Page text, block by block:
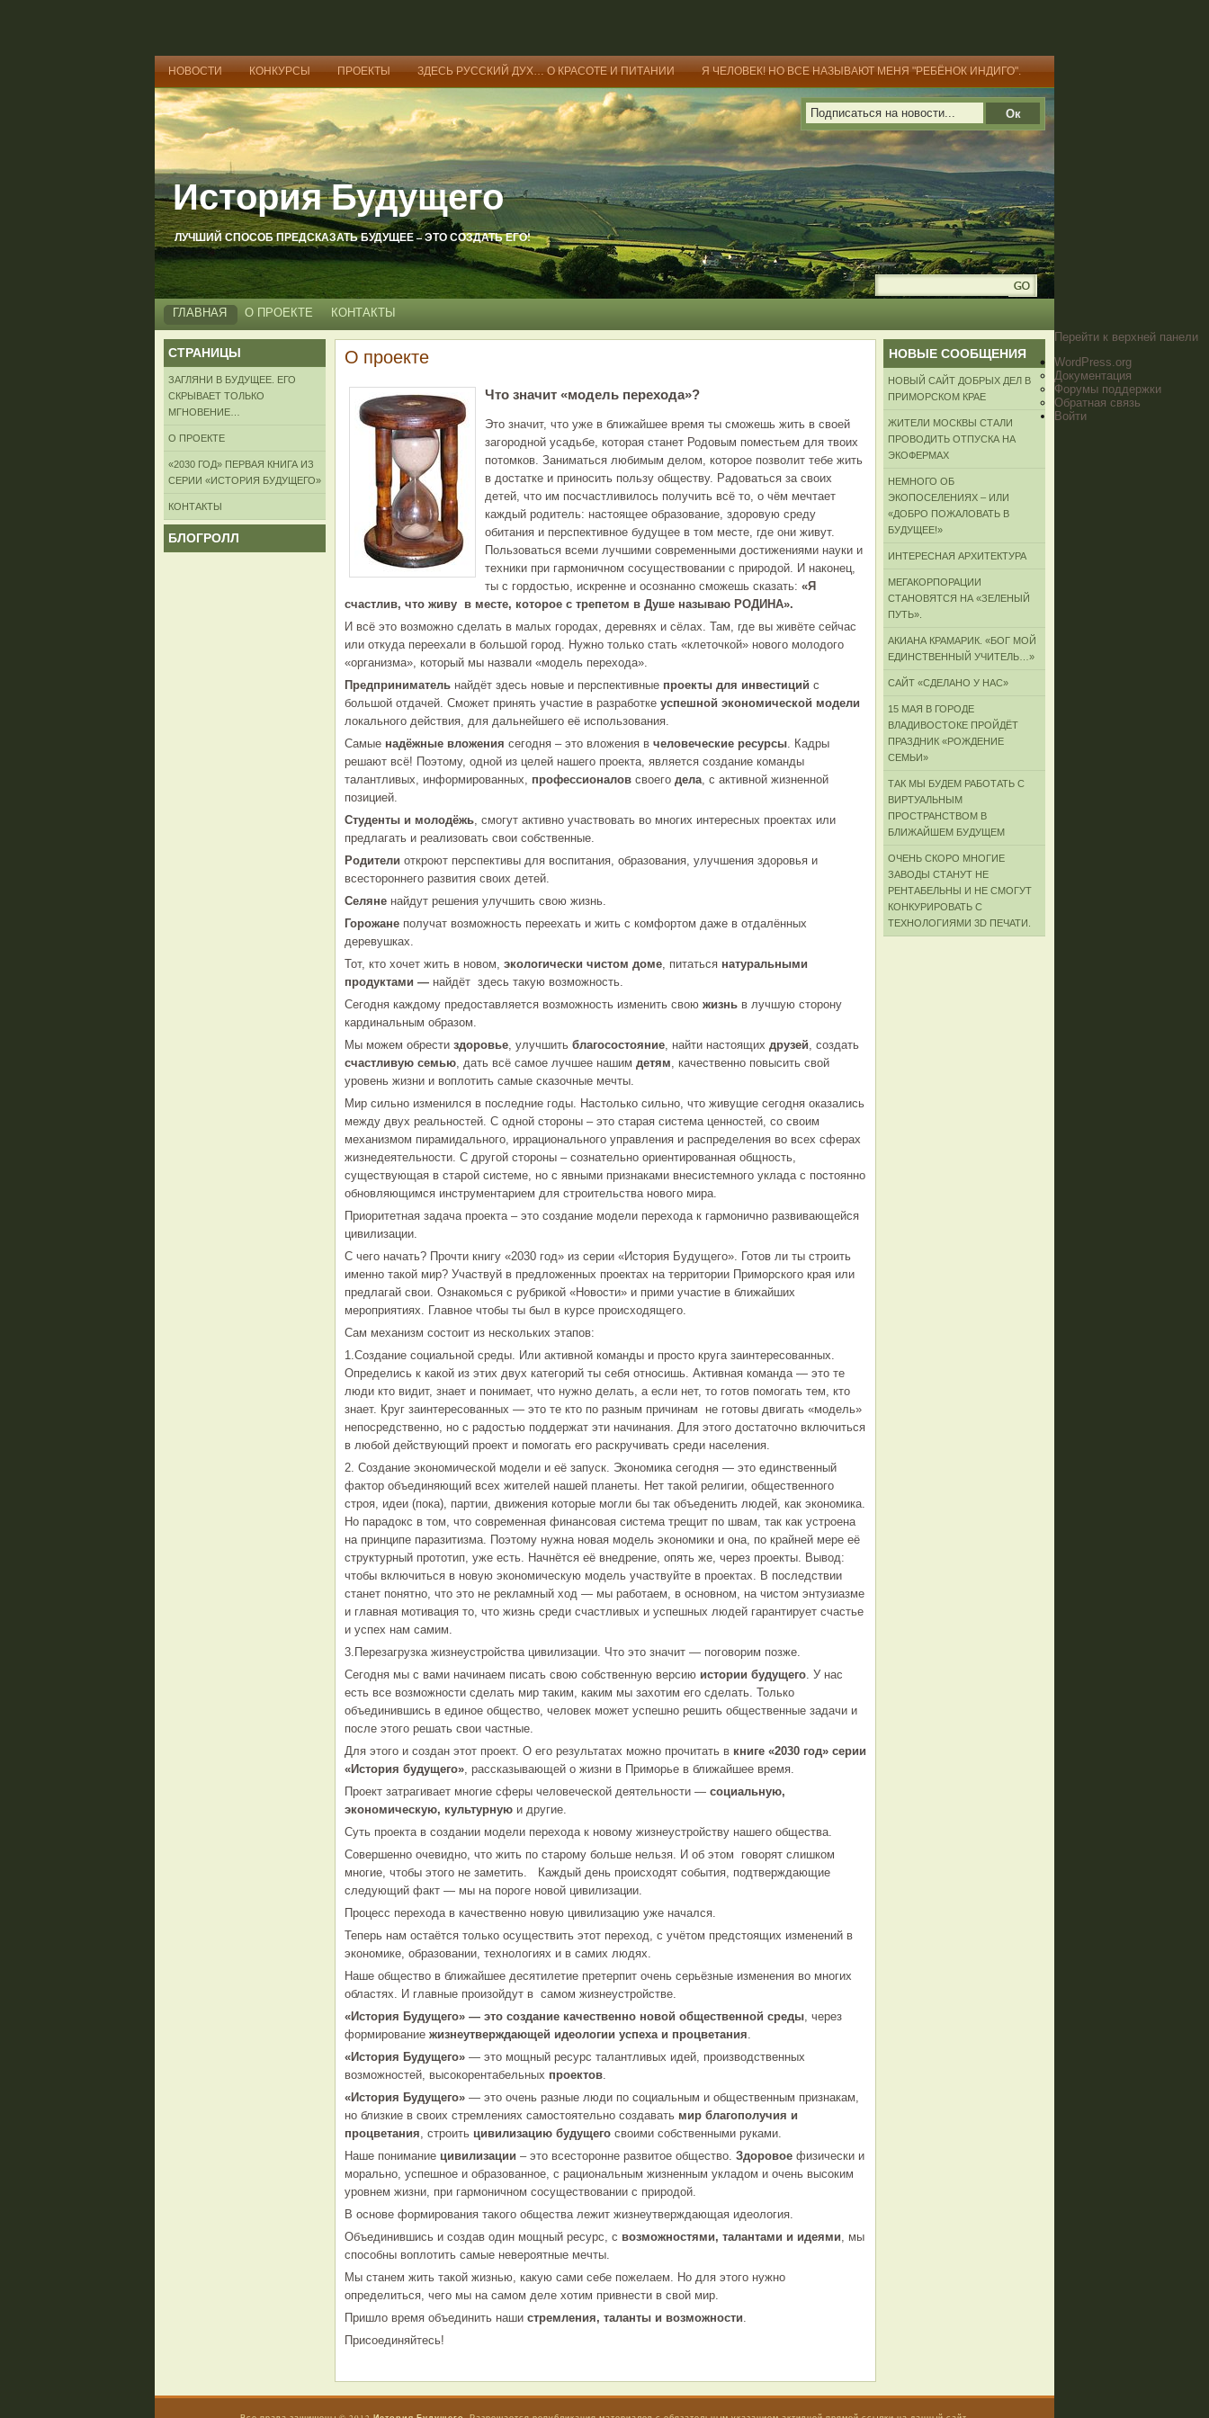
НОВОСТИ КОНКУРСЫ ПРОЕКТЫ ЗДЕСЬ РУССКИЙ ДУХ… О КРАСОТЕ И ПИТАНИИ Я ЧЕЛОВЕК! НО ВСЕ НАЗЫВАЮТ МЕНЯ "РЕБЁНОК ИНДИГО".
История Будущего
ЛУЧШИЙ СПОСОБ ПРЕДСКАЗАТЬ БУДУЩЕЕ – ЭТО СОЗДАТЬ ЕГО!
ГЛАВНАЯ О ПРОЕКТЕ КОНТАКТЫ
СТРАНИЦЫ
ЗАГЛЯНИ В БУДУЩЕЕ. ЕГО
СКРЫВАЕТ ТОЛЬКО
МГНОВЕНИЕ…
О ПРОЕКТЕ
«2030 ГОД» ПЕРВАЯ КНИГА ИЗ
СЕРИИ «ИСТОРИЯ БУДУЩЕГО»
КОНТАКТЫ
БЛОГРОЛЛ
НОВЫЕ СООБЩЕНИЯ
НОВЫЙ САЙТ ДОБРЫХ ДЕЛ В
ПРИМОРСКОМ КРАЕ
ЖИТЕЛИ МОСКВЫ СТАЛИ
ПРОВОДИТЬ ОТПУСКА НА
ЭКОФЕРМАХ
НЕМНОГО ОБ
ЭКОПОСЕЛЕНИЯХ – ИЛИ
«ДОБРО ПОЖАЛОВАТЬ В
БУДУЩЕЕ!»
ИНТЕРЕСНАЯ АРХИТЕКТУРА
МЕГАКОРПОРАЦИИ
СТАНОВЯТСЯ НА «ЗЕЛЕНЫЙ
ПУТЬ».
АКИАНА КРАМАРИК. «БОГ МОЙ
ЕДИНСТВЕННЫЙ УЧИТЕЛЬ…»
САЙТ «СДЕЛАНО У НАС»
15 МАЯ В ГОРОДЕ
ВЛАДИВОСТОКЕ ПРОЙДЁТ
ПРАЗДНИК «РОЖДЕНИЕ
СЕМЬИ»
ТАК МЫ БУДЕМ РАБОТАТЬ С
ВИРТУАЛЬНЫМ
ПРОСТРАНСТВОМ В
БЛИЖАЙШЕМ БУДУЩЕМ
ОЧЕНЬ СКОРО МНОГИЕ
ЗАВОДЫ СТАНУТ НЕ
РЕНТАБЕЛЬНЫ И НЕ СМОГУТ
КОНКУРИРОВАТЬ С
ТЕХНОЛОГИЯМИ 3D ПЕЧАТИ.
О проекте
Что значит «модель перехода»?
Это значит, что уже в ближайшее время ты сможешь жить в своей
загородной усадьбе, которая станет Родовым поместьем для твоих
потомков. Заниматься любимым делом, которое позволит тебе жить
в достатке и приносить пользу обществу. Радоваться за своих
детей, что им посчастливилось получить всё то, о чём мечтает
каждый родитель: настоящее образование, здоровую среду
обитания и перспективное будущее в том месте, где они живут.
Пользоваться всеми лучшими современными достижениями науки и
техники при гармоничном сосуществовании с природой. И наконец,
ты с гордостью, искренне и осознанно сможешь сказать: «Я
счастлив, что живу в месте, которое с трепетом в Душе называю РОДИНА».
И всё это возможно сделать в малых городах, деревнях и сёлах. Там, где вы живёте сейчас
или откуда переехали в большой город. Нужно только стать «клеточкой» нового молодого
«организма», который мы назвали «модель перехода».
Предприниматель найдёт здесь новые и перспективные проекты для инвестиций с
большой отдачей. Сможет принять участие в разработке успешной экономической модели
локального действия, для дальнейшего её использования.
Самые надёжные вложения сегодня – это вложения в человеческие ресурсы. Кадры
решают всё! Поэтому, одной из целей нашего проекта, является создание команды
талантливых, информированных, профессионалов своего дела, с активной жизненной
позицией.
Студенты и молодёжь, смогут активно участвовать во многих интересных проектах или
предлагать и реализовать свои собственные.
Родители откроют перспективы для воспитания, образования, улучшения здоровья и
всестороннего развития своих детей.
Селяне найдут решения улучшить свою жизнь.
Горожане получат возможность переехать и жить с комфортом даже в отдалённых
деревушках.
Тот, кто хочет жить в новом, экологически чистом доме, питаться натуральными
продуктами — найдёт здесь такую возможность.
Сегодня каждому предоставляется возможность изменить свою жизнь в лучшую сторону
кардинальным образом.
Мы можем обрести здоровье, улучшить благосостояние, найти настоящих друзей, создать
счастливую семью, дать всё самое лучшее нашим детям, качественно повысить свой
уровень жизни и воплотить самые сказочные мечты.
Мир сильно изменился в последние годы. Настолько сильно, что живущие сегодня оказались
между двух реальностей. С одной стороны – это старая система ценностей, со своим
механизмом пирамидального, иррационального управления и распределения во всех сферах
жизнедеятельности. С другой стороны – сознательно ориентированная общность,
существующая в старой системе, но с явными признаками внесистемного уклада с постоянно
обновляющимся инструментарием для строительства нового мира.
Приоритетная задача проекта – это создание модели перехода к гармонично развивающейся
цивилизации.
С чего начать? Прочти книгу «2030 год» из серии «История Будущего». Готов ли ты строить
именно такой мир? Участвуй в предложенных проектах на территории Приморского края или
предлагай свои. Ознакомься с рубрикой «Новости» и прими участие в ближайших
мероприятиях. Главное чтобы ты был в курсе происходящего.
Сам механизм состоит из нескольких этапов:
1.Создание социальной среды. Или активной команды и просто круга заинтересованных.
Определись к какой из этих двух категорий ты себя относишь. Активная команда — это те
люди кто видит, знает и понимает, что нужно делать, а если нет, то готов помогать тем, кто
знает. Круг заинтересованных — это те кто по разным причинам не готовы двигать «модель»
непосредственно, но с радостью поддержат эти начинания. Для этого достаточно включиться
в любой действующий проект и помогать его раскручивать среди населения.
2. Создание экономической модели и её запуск. Экономика сегодня — это единственный
фактор объединяющий всех жителей нашей планеты. Нет такой религии, общественного
строя, идеи (пока), партии, движения которые могли бы так объеденить людей, как экономика.
Но парадокс в том, что современная финансовая система трещит по швам, так как устроена
на принципе паразитизма. Поэтому нужна новая модель экономики и она, по крайней мере её
структурный прототип, уже есть. Начнётся её внедрение, опять же, через проекты. Вывод:
чтобы включиться в новую экономическую модель участвуйте в проектах. В последствии
станет понятно, что это не рекламный ход — мы работаем, в основном, на чистом энтузиазме
и главная мотивация то, что жизнь среди счастливых и успешных людей гарантирует счастье
и успех нам самим.
3.Перезагрузка жизнеустройства цивилизации. Что это значит — поговорим позже.
Сегодня мы с вами начинаем писать свою собственную версию истории будущего. У нас
есть все возможности сделать мир таким, каким мы захотим его сделать. Только
объединившись в единое общество, человек может успешно решить общественные задачи и
после этого решать свои частные.
Для этого и создан этот проект. О его результатах можно прочитать в книге «2030 год» серии
«История будущего», рассказывающей о жизни в Приморье в ближайшее время.
Проект затрагивает многие сферы человеческой деятельности — социальную,
экономическую, культурную и другие.
Суть проекта в создании модели перехода к новому жизнеустройству нашего общества.
Совершенно очевидно, что жить по старому больше нельзя. И об этом говорят слишком
многие, чтобы этого не заметить. Каждый день происходят события, подтверждающие
следующий факт — мы на пороге новой цивилизации.
Процесс перехода в качественно новую цивилизацию уже начался.
Теперь нам остаётся только осуществить этот переход, с учётом предстоящих изменений в
экономике, образовании, технологиях и в самих людях.
Наше общество в ближайшее десятилетие претерпит очень серьёзные изменения во многих
областях. И главные произойдут в самом жизнеустройстве.
«История Будущего» — это создание качественно новой общественной среды, через
формирование жизнеутверждающей идеологии успеха и процветания.
«История Будущего» — это мощный ресурс талантливых идей, производственных
возможностей, высокорентабельных проектов.
«История Будущего» — это очень разные люди по социальным и общественным признакам,
но близкие в своих стремлениях самостоятельно создавать мир благополучия и
процветания, строить цивилизацию будущего своими собственными руками.
Наше понимание цивилизации – это всесторонне развитое общество. Здоровое физически и
морально, успешное и образованное, с рациональным жизненным укладом и очень высоким
уровнем жизни, при гармоничном сосуществовании с природой.
В основе формирования такого общества лежит жизнеутверждающая идеология.
Объединившись и создав один мощный ресурс, с возможностями, талантами и идеями, мы
способны воплотить самые невероятные мечты.
Мы станем жить такой жизнью, какую сами себе пожелаем. Но для этого нужно
определиться, чего мы на самом деле хотим привнести в свой мир.
Пришло время объединить наши стремления, таланты и возможности.
Присоединяйтесь!
Перейти к верхней панели
WordPress.org
Документация
Форумы поддержки
Обратная связь
Войти